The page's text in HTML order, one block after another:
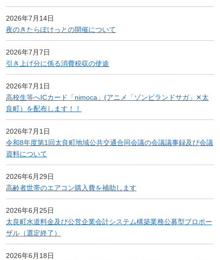
2026年7月14日
夜のきたらぽけっとの開催について
2026年7月7日
引き上げ分に係る消費税収の使途
2026年7月1日
高校生等へICカード「nimoca」(アニメ「ゾンビランドサガ」✕太
良町）を配布します！！
2026年7月1日
令和8年度第1回太良町地域公共交通合同会議の会議議事録及び会議
資料について
2026年6月29日
高齢者世帯のエアコン購入費を補助します
2026年6月25日
太良町水道料金及び公営企業会計システム構築業務公募型プロポー
ザル（選定終了）
2026年6月18日